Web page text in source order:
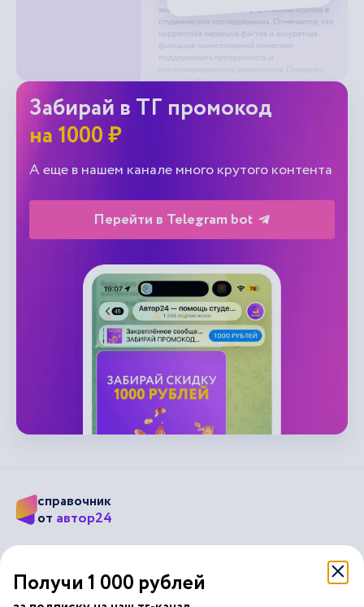
Забирай в ТГ промокод
на 1000 ₽
А еще в нашем канале много крутого контента
Перейти в Telegram bot
справочник
от автор24
Получи 1 000 рублей